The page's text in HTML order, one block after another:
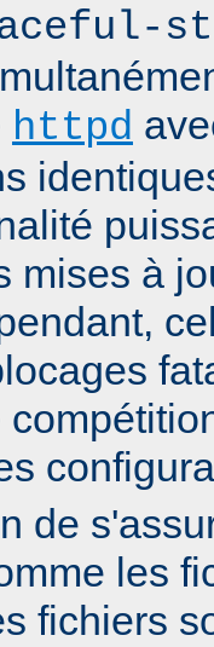
httpd
mises à
de
les
fichiers